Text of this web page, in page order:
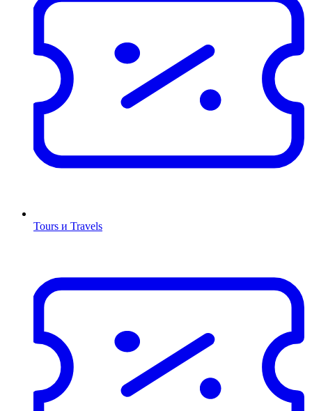
Tours и Travels